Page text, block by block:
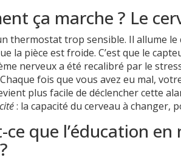
ça marche ? Le
thermostat trop sensible. Il allume le
la pièce est froide. C’est que le
nerveux a été recalibré par le
fois que vous avez eu mal,
plus facile de déclencher cette
: la capacité du cerveau à changer,
ce que l’éducation